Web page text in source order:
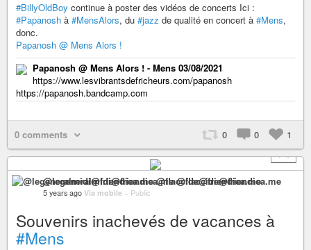
#BillyOldBoy continue à poster des vidéos de concerts Ici :
#Papanosh à #MensAlors, du #jazz de qualité en concert à #Mens,
donc.
Papanosh @ Mens Alors !
Papanosh @ Mens Alors ! - Mens 03/08/2021
https://www.lesvibrantsdefricheurs.com/papanosh
https://papanosh.bandcamp.com
0 comments 0 0
1
+ 1
@legeneralmidi@friendica.me @flaccide@friendica.me
5 years ago Via mobile – Public
Souvenirs inachevés de vacances à
#Mens